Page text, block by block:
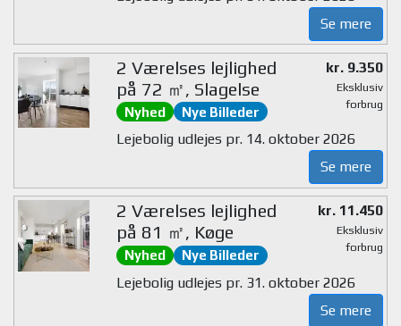
Se mere
2 Værelses lejlighed
på 72 ㎡, Slagelse
Nyhed Nye Billeder
kr. 9.350
Eksklusiv
forbrug
Lejebolig udlejes pr. 14. oktober 2026
Se mere
2 Værelses lejlighed
på 81 ㎡, Køge
Nyhed Nye Billeder
kr. 11.450
Eksklusiv
forbrug
Lejebolig udlejes pr. 31. oktober 2026
Se mere